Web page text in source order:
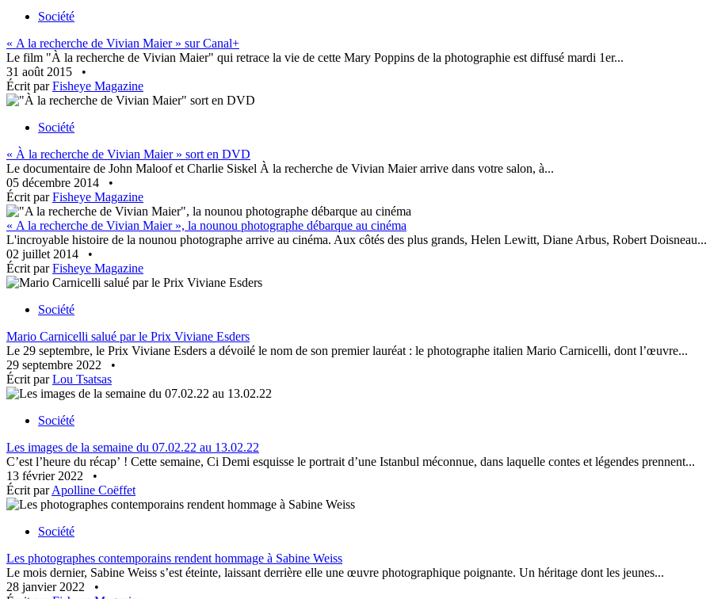
Société
« A la recherche de Vivian Maier » sur Canal+
Le film "À la recherche de Vivian Maier" qui retrace la vie de cette Mary Poppins de la photographie est diffusé mardi 1er...
31 août 2015
•
Écrit parFisheye Magazine
Société
« À la recherche de Vivian Maier » sort en DVD
Le documentaire de John Maloof et Charlie Siskel À la recherche de Vivian Maier arrive dans votre salon, à...
05 décembre 2014
•
Écrit parFisheye Magazine
« A la recherche de Vivian Maier », la nounou photographe débarque au cinéma
L'incroyable histoire de la nounou photographe arrive au cinéma. Aux côtés des plus grands, Helen Lewitt, Diane Arbus, Robert Doisneau...
02 juillet 2014
•
Écrit parFisheye Magazine
Société
Mario Carnicelli salué par le Prix Viviane Esders
Le 29 septembre, le Prix Viviane Esders a dévoilé le nom de son premier lauréat : le photographe italien Mario Carnicelli, dont l’œuvre...
29 septembre 2022
•
Écrit parLou Tsatsas
Société
Les images de la semaine du 07.02.22 au 13.02.22
C’est l’heure du récap’ ! Cette semaine, Ci Demi esquisse le portrait d’une Istanbul méconnue, dans laquelle contes et légendes prennent...
13 février 2022
•
Écrit parApolline Coëffet
Société
Les photographes contemporains rendent hommage à Sabine Weiss
Le mois dernier, Sabine Weiss s’est éteinte, laissant derrière elle une œuvre photographique poignante. Un héritage dont les jeunes...
28 janvier 2022
•